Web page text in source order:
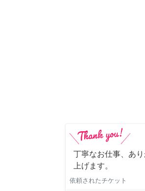
丁寧なお仕事、あ
上げます。
依頼されたチケット